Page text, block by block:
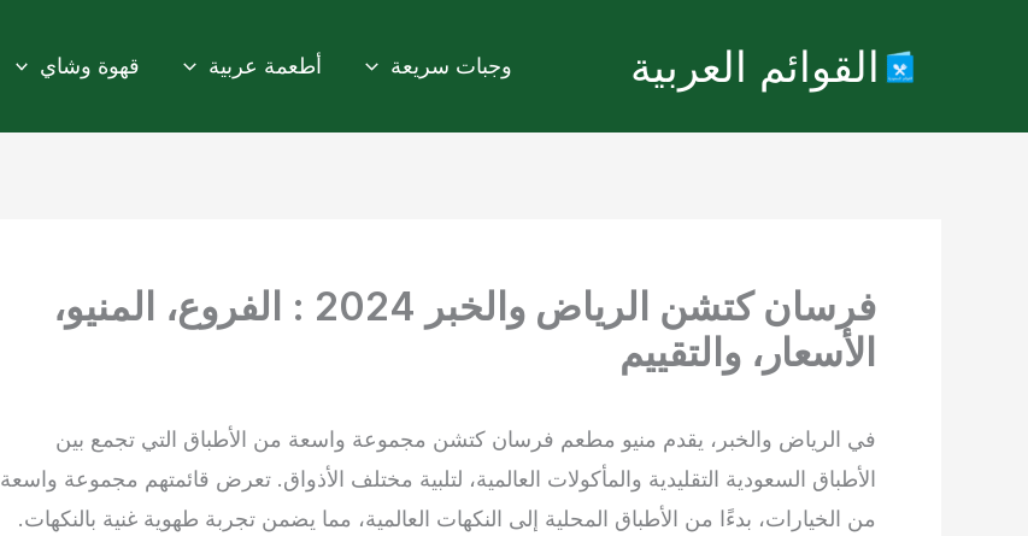
القوائم العربية وجبات سريعة أطعمة عربية قهوة وشاي
فرسان كتشن الرياض والخبر 2024 : الفروع، المنيو،
الأسعار، والتقييم
في الرياض والخبر، يقدم منيو مطعم فرسان كتشن مجموعة واسعة من الأطباق التي تجمع بين
الأطباق السعودية التقليدية والمأكولات العالمية، لتلبية مختلف الأذواق. تعرض قائمتهم مجموعة واسعة
من الخيارات، بدءًا من الأطباق المحلية إلى النكهات العالمية، مما يضمن تجربة طهوية غنية بالنكهات.